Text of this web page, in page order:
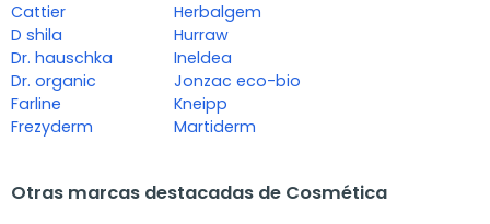
Cattier
D shila
Dr. hauschka
Dr. organic
Farline
Frezyderm
Herbalgem
Hurraw
Ineldea
Jonzac eco-bio
Kneipp
Martiderm
Otras marcas destacadas de Cosmética